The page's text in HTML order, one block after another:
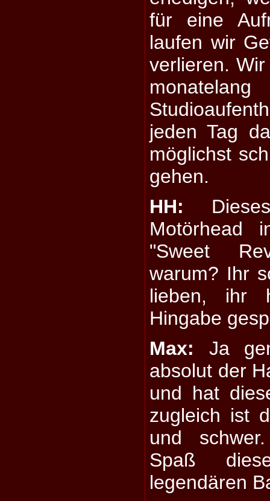
für eine
laufen wir
verlieren.
jeden Tag
möglichst
gehen.
HH:
Motörhead
"Sweet
warum? Ihr
lieben, ihr
Hingabe
Max: Ja
absolut der
und hat
zugleich ist
und
Spaß
legendären